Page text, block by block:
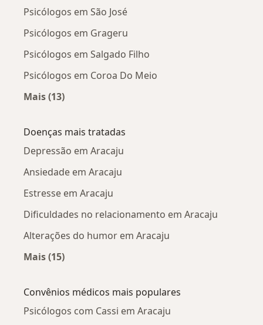
Psicólogos em São José
Psicólogos em Grageru
Psicólogos em Salgado Filho
Psicólogos em Coroa Do Meio
Mais (13)
Doenças mais tratadas
Depressão em Aracaju
Ansiedade em Aracaju
Estresse em Aracaju
Dificuldades no relacionamento em Aracaju
Alterações do humor em Aracaju
Mais (15)
Convênios médicos mais populares
Psicólogos com Cassi em Aracaju